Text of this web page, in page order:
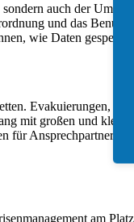
auch der
und das
wie Daten
Evakuierungen,
mit großen und
für Ansprechpartner
am